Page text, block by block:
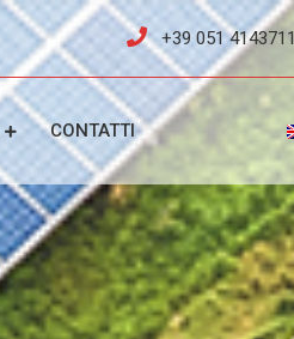
+39 051 4143711
CONTATTI